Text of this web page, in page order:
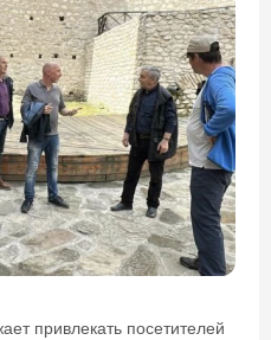
привлекать посетителей